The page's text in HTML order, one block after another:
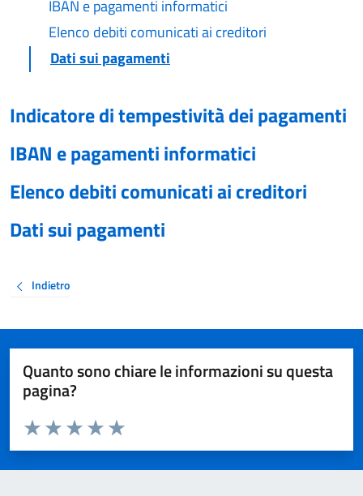
IBAN e pagamenti informatici
Elenco debiti comunicati ai creditori
Dati sui pagamenti
Indicatore di tempestività dei pagamenti
IBAN e pagamenti informatici
Elenco debiti comunicati ai creditori
Dati sui pagamenti
Indietro
Quanto sono chiare le informazioni su questa
pagina?
Valuta da 1 a 5 stelle la pagina
Valuta 5 stelle su 5
Valuta 4 stelle su 5
Valuta 3 stelle su 5
Valuta 2 stelle su 5
Valuta 1 stelle su 5